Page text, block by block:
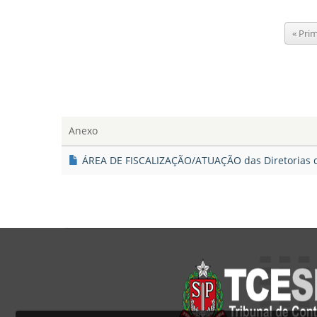
«
Anexo
ÁREA DE FISCALIZAÇÃO/ATUAÇÃO das